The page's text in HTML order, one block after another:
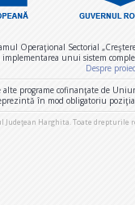
Operaţional Sectorial
implementarea unui sistem
Despre
programe cofinanţate de
în mod obligatoriu
Judeţean Harghita. Toate drepturile